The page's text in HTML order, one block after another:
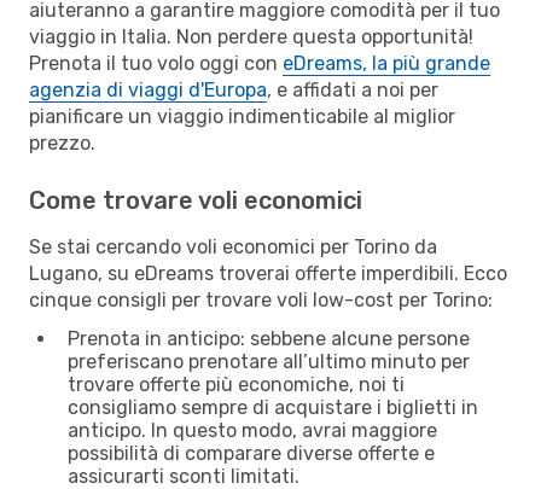
aiuteranno a garantire maggiore comodità per il tuo
viaggio in Italia. Non perdere questa opportunità!
Prenota il tuo volo oggi con eDreams, la più grande
agenzia di viaggi d'Europa, e affidati a noi per
pianificare un viaggio indimenticabile al miglior
prezzo.
Come trovare voli economici
Se stai cercando voli economici per Torino da
Lugano, su eDreams troverai offerte imperdibili. Ecco
cinque consigli per trovare voli low-cost per Torino:
Prenota in anticipo: sebbene alcune persone
preferiscano prenotare all’ultimo minuto per
trovare offerte più economiche, noi ti
consigliamo sempre di acquistare i biglietti in
anticipo. In questo modo, avrai maggiore
possibilità di comparare diverse offerte e
assicurarti sconti limitati.